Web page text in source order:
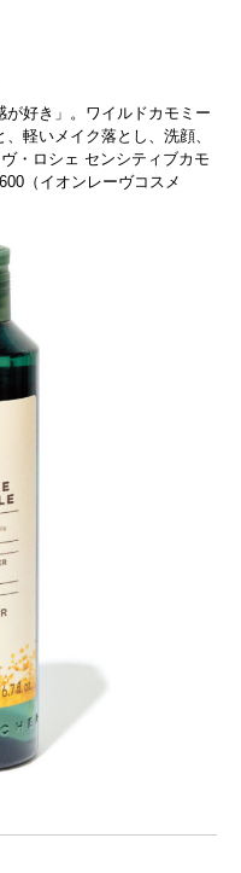
が好き」。ワイルドカモミー
軽いメイク落とし、洗顔、
・ロシェ センシティブカモ
（イオンレーヴコスメ